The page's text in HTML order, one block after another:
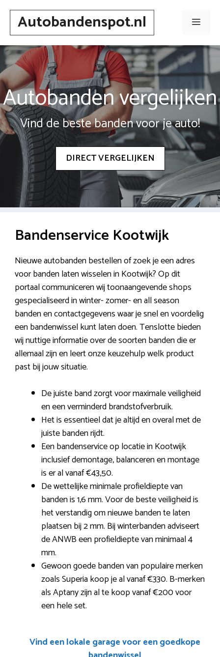
Spring
inhoudAutobandenspot.nl Menu
Autobanden vergelijken
Vind de beste banden voor je auto!
DIRECT VERGELIJKEN
Bandenservice Kootwijk
Nieuwe autobanden bestellen of zoek je een adres
voor banden laten wisselen in Kootwijk? Op dit
portaal communiceren wij toonaangevende shops
gespecialiseerd in winter- zomer- en all season
banden en contactgegevens waar je snel en voordelig
een bandenwissel kunt laten doen. Tenslotte bieden
wij nuttige informatie over de soorten banden die er
allemaal zijn en leert onze keuzehulp welk product
past bij jouw situatie.
De juiste band zorgt voor maximale veiligheid
en een verminderd brandstofverbruik.
Het is essentieel dat je altijd en overal met de
juiste banden rijdt.
Een bandenservice op locatie in Kootwijk
inclusief demontage, balanceren en montage
is er al vanaf €43,50.
De wettelijke minimale profieldiepte van
banden is 1,6 mm. Voor de beste veiligheid is
het verstandig om nieuwe banden te laten
plaatsen bij 2 mm. Bij winterbanden adviseert
de ANWB een profieldiepte van minimaal 4
mm.
Gewoon goede banden van populaire merken
zoals Superia koop je al vanaf €330. B-merken
als Aptany zijn al te koop vanaf €200 voor
een hele set.
Vind een lokale garage voor een goedkope